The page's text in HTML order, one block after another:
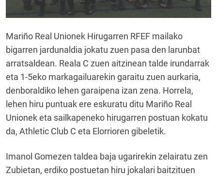
Mariño Real Unionek Hirugarren RFEF mailako
bigarren jardunaldia jokatu zuen pasa den larunbat
arratsaldean. Reala C zuen aitzinean talde irundarrak
eta 1-5eko markagailuarekin garaitu zuen aurkaria,
denboraldiko lehen garaipena izan zena. Horrela,
lehen hiru puntuak ere eskuratu ditu Mariño Real
Unionek eta sailkapeneko hirugarren postuan kokatu
da, Athletic Club C eta Elorrioren gibeletik.
Imanol Gomezen taldea baja ugarirekin zelairatu zen
Zubietan, erdiko postuetan hiru jokalari baitzituen